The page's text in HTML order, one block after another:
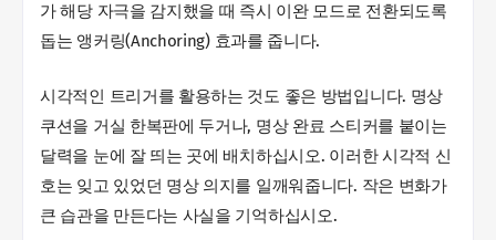
가 해당 자극을 감지했을 때 즉시 이완 모드로 전환되도록
돕는 앵커링(Anchoring) 효과를 줍니다.
시각적인 트리거를 활용하는 것도 좋은 방법입니다. 명상
쿠션을 거실 한복판에 두거나, 명상 완료 스티커를 붙이는
달력을 눈에 잘 띄는 곳에 배치하십시오. 이러한 시각적 신
호는 잊고 있었던 명상 의지를 일깨워줍니다. 작은 변화가
큰 습관을 만든다는 사실을 기억하십시오.